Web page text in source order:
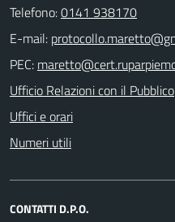
Telefono:0141 938170
E-mail:
PEC:
Ufficio Relazioni con il Pubblico
Uffici e orari
Numeri utili
CONTATTI D.P.O.